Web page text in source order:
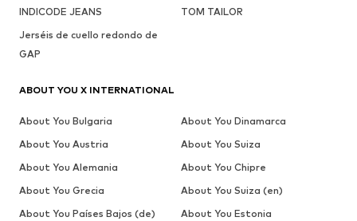
INDICODE JEANS
TOM TAILOR
Jerséis de cuello redondo de
GAP
ABOUT YOU X INTERNATIONAL
About You Bulgaria
About You Dinamarca
About You Austria
About You Suiza
About You Alemania
About You Chipre
About You Grecia
About You Suiza (en)
About You Países Bajos (de)
About You Estonia